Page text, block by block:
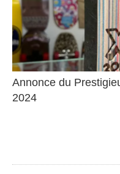
Annonce du
2024